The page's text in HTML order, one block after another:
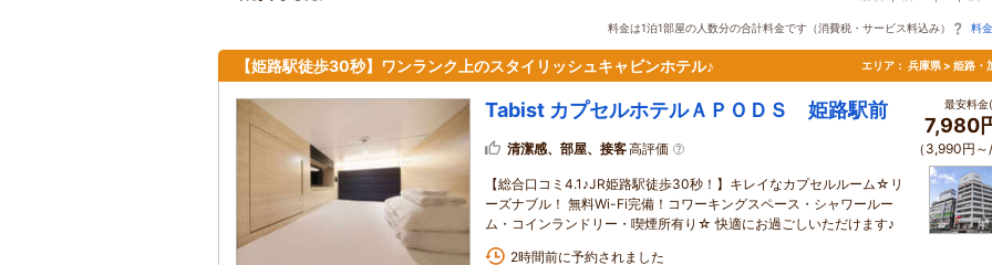
料金は1泊1部屋の人数分の合計料金です（消費税・サービス料込み） 料
【姫路駅徒歩30秒】ワンランク上のスタイリッシュキャビンホテル♪ エリア： 兵庫県 > 姫路・
Tabist カプセルホテルＡＰＯＤＳ 姫路駅前
清潔感、部屋、接客高評価
【総合口コミ4.1♪JR姫路駅徒歩30秒！】キレイなカプセルルーム☆リ
ーズナブル！ 無料Wi-Fi完備！コワーキングスペース・シャワールー
ム・コインランドリー・喫煙所有り☆ 快適にお過ごしいただけます♪
2時間前に予約されました
最安料金
7,980
（3,990円～/